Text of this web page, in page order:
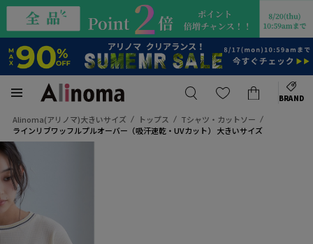
BRAND
Alinoma(アリノマ)大きいサイズ トップス
Tシャツ・カットソー
ラインリブワッフルプルオーバー（吸汗速乾・UVカット） 大きいサイズ